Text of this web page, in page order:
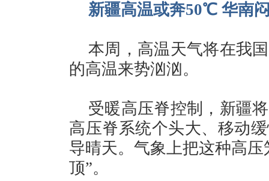
新疆高温或奔50℃ 华南
本周，高温天气将在我
的高温来势汹汹。
受暖高压脊控制，新疆
高压脊系统个头大、移动
导晴天。气象上把这种高
顶”。